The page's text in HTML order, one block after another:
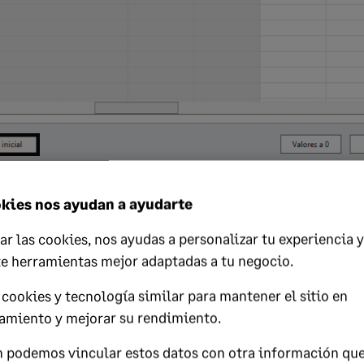
"Aceptar" realizará el cálculo de IRPF y en la pantalla que
en "Detalle" ver la base variable que se ha tenido en cuenta
nos ayudan a ayudarte
las cookies, nos ayudas a personalizar tu experiencia
herramientas mejor adaptadas a tu negocio.
cookies y tecnología similar para mantener el sitio en
y mejorar su rendimiento.
podemos vincular estos datos con otra información